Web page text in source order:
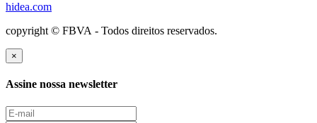
hidea.com
copyright © FBVA - Todos direitos reservados.
×
Assine nossa newsletter